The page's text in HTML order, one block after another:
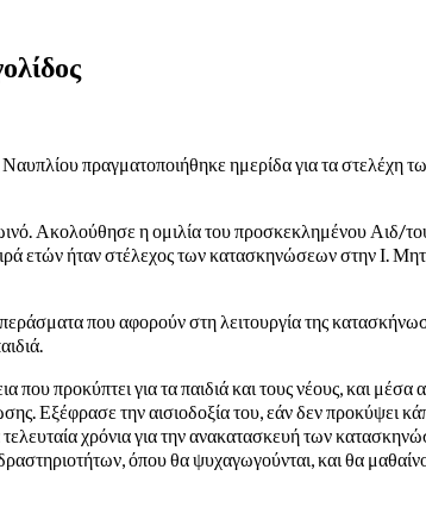
πραγματοποιήθηκε ημερίδα για τα στελέχη
Ακολούθησε η ομιλία του προσκεκλημένου Αιδ/
ετών ήταν στέλεχος των κατασκηνώσεων στην Ι.
που αφορούν στη λειτουργία της
προκύπτει για τα παιδιά και τους νέους, και μέσα
Εξέφρασε την αισιοδοξία του, εάν δεν προκύψει
χρόνια για την ανακατασκευή των
όπου θα ψυχαγωγούνται, και θα